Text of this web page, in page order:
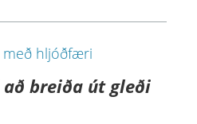
breiða út gleði